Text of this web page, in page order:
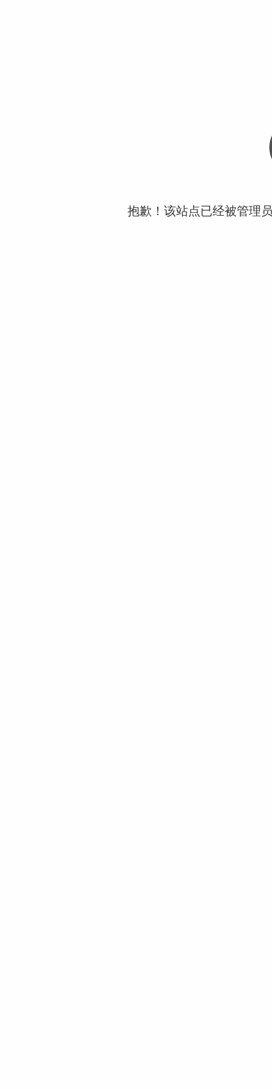
抱歉！该站点已经被管理